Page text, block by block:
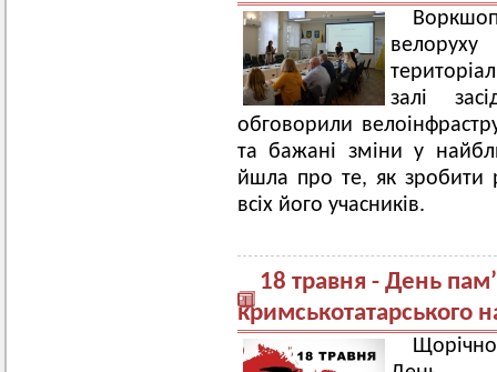
залі
обговорили
та бажані зміни у
йшла про те, як зробити
всіх його учасників.
18 травня - День
кримськотатарського